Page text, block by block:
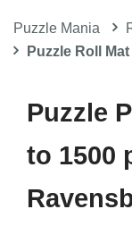
Puzzle Mania
Puzzle Roll
Puzzle
to 1500